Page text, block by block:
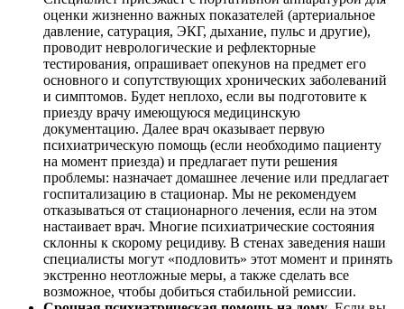
оценки жизненно важных показателей (артериальное
давление, сатурация, ЭКГ, дыхание, пульс и другие),
проводит неврологические и рефлекторные
тестирования, опрашивает опекунов на предмет его
основного и сопутствующих хронических заболеваний
и симптомов. Будет неплохо, если вы подготовите к
приезду врачу имеющуюся медицинскую
документацию. Далее врач оказывает первую
психиатрическую помощь (если необходимо пациенту
на момент приезда) и предлагает пути решения
проблемы: назначает домашнее лечение или предлагает
госпитализацию в стационар. Мы не рекомендуем
отказываться от стационарного лечения, если на этом
настаивает врач. Многие психиатрические состояния
склонны к скорому рецидиву. В стенах заведения наши
специалисты могут «подловить» этот момент и принять
экстренно неотложные меры, а также сделать все
возможное, чтобы добиться стабильной ремиссии.